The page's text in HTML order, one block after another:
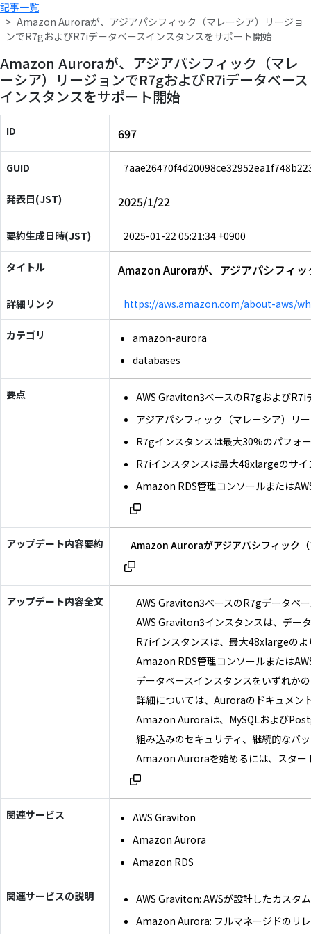
記事一覧
Amazon Auroraが、アジアパシフィック（マレーシア）リージョ
ンでR7gおよびR7iデータベースインスタンスをサポート開始
Amazon Auroraが、アジアパシフィック（マレ
ーシア）リージョンでR7gおよびR7iデータベース
インスタンスをサポート開始
ID 697
GUID
発表日(JST) 2025/1/22
要約生成日時(JST) 2025-01-22 05:21:34 +0900
タイトル Amazon Auroraが、アジアパシフィ
詳細リンク https://aws.amazon.com/about-aws/
カテゴリ
amazon-aurora
databases
要点
AWS Graviton3ベースのR7gおよび
アジアパシフィック（マレーシア）リ
R7gインスタンスは最大30%のパフォ
R7iインスタンスは最大48xlargeのサ
Amazon RDS管理コンソールまたは
アップデート内容要約 Amazon Auroraがアジアパシフィック
アップデート内容全文
AWS Graviton3ベースのR7gデータベ
AWS Graviton3インスタンスは、デー
R7iインスタンスは、最大48xlargeの
Amazon RDS管理コンソールまたは
データベースインスタンスをいずれか
詳細については、Auroraのドキュメン
Amazon Auroraは、MySQLおよび
組み込みのセキュリティ、継続的なバ
Amazon Auroraを始めるには、スター
関連サービス
AWS Graviton
Amazon Aurora
Amazon RDS
関連サービスの説明
AWS Graviton: AWSが設計したカスタ
Amazon Aurora: フルマネージドのリ